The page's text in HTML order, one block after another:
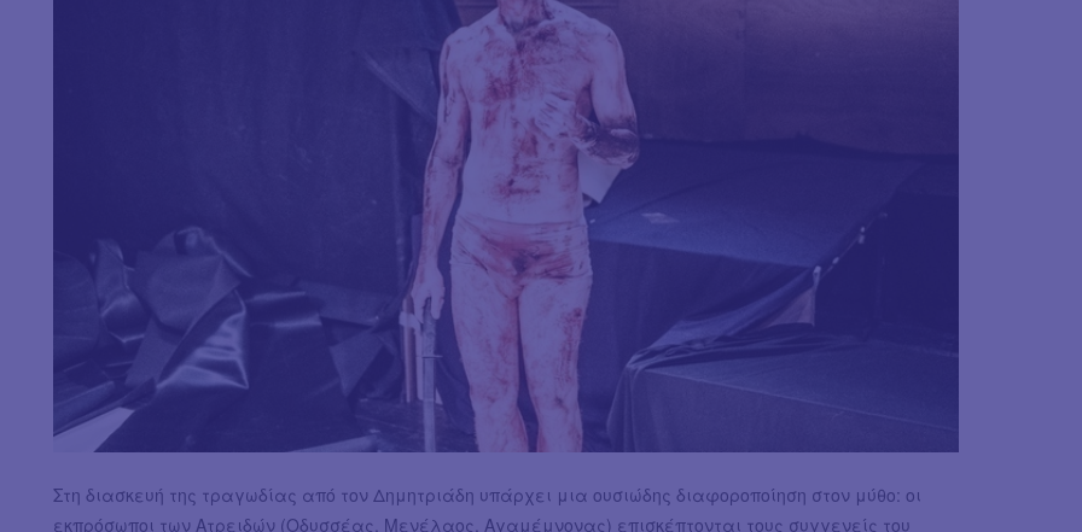
Στη διασκευή της τραγωδίας από τον Δημητριάδη υπάρχει μια ουσιώδης διαφοροποίηση στον μύθο: οι
εκπρόσωποι των Ατρειδών (Οδυσσέας, Μενέλαος, Αγαμέμνονας) επισκέπτονται τους συγγενείς του